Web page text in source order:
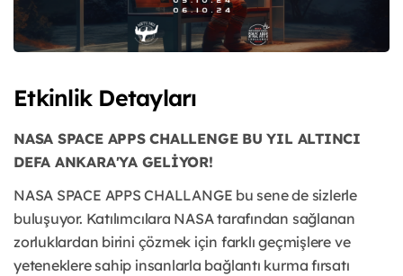
Etkinlik Detayları
NASA SPACE APPS CHALLENGE BU YIL ALTINCI
DEFA ANKARA'YA GELİYOR!
NASA SPACE APPS CHALLANGE bu sene de sizlerle
buluşuyor. Katılımcılara NASA tarafından sağlanan
zorluklardan birini çözmek için farklı geçmişlere ve
yeteneklere sahip insanlarla bağlantı kurma fırsatı